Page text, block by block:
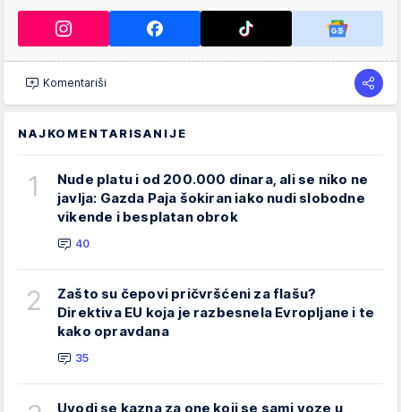
Komentariši
NAJKOMENTARISANIJE
1
Nude platu i od 200.000 dinara, ali se niko ne
javlja: Gazda Paja šokiran iako nudi slobodne
vikende i besplatan obrok
40
2
Zašto su čepovi pričvršćeni za flašu?
Direktiva EU koja je razbesnela Evropljane i te
kako opravdana
35
Uvodi se kazna za one koji se sami voze u